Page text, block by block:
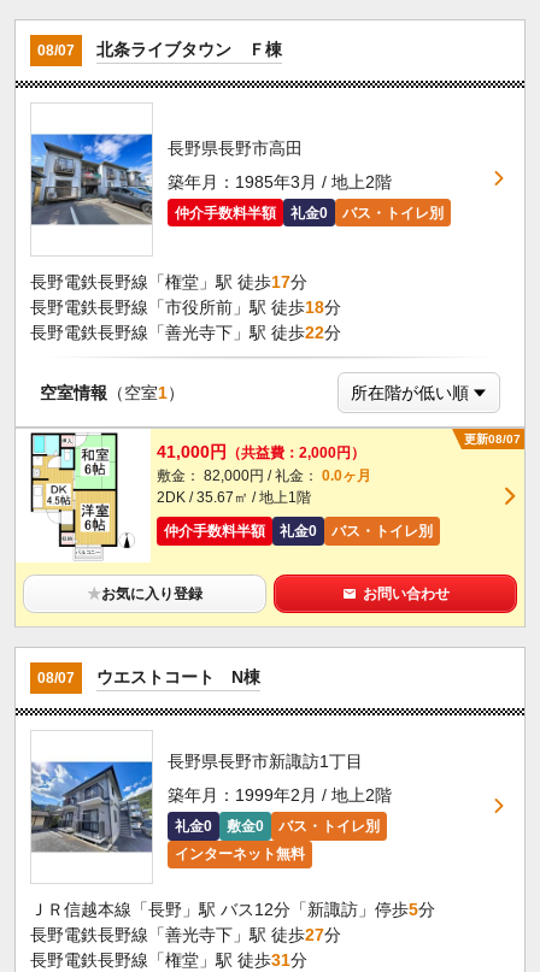
08/07 北条ライブタウン Ｆ棟
長野県長野市高田
築年月：1985年3月 / 地上2階
仲介手数料半額 礼金0 バス・トイレ別
長野電鉄長野線「権堂」駅 徒歩17分
長野電鉄長野線「市役所前」駅 徒歩18分
長野電鉄長野線「善光寺下」駅 徒歩22分
空室情報 （空室1）
更新08/07
41,000円
（共益費：2,000円）
敷金： 82,000円 / 礼金： 0.0ヶ月
2DK / 35.67㎡ / 地上1階
仲介手数料半額
礼金0 バス・トイレ別
★お気に入り登録 お問い合わせ
08/07 ウエストコート N棟
長野県長野市新諏訪1丁目
築年月：1999年2月 / 地上2階
礼金0 敷金0
バス・トイレ別
インターネット無料
ＪＲ信越本線「長野」駅 バス12分「新諏訪」停歩5分
長野電鉄長野線「善光寺下」駅 徒歩27分
長野電鉄長野線「権堂」駅 徒歩31分